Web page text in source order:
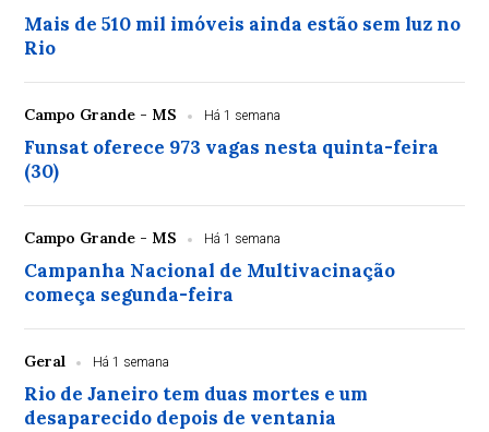
Mais de 510 mil imóveis ainda estão sem luz no
Rio
Campo Grande - MS Há 1 semana
Funsat oferece 973 vagas nesta quinta-feira
(30)
Campo Grande - MS Há 1 semana
Campanha Nacional de Multivacinação
começa segunda-feira
Geral Há 1 semana
Rio de Janeiro tem duas mortes e um
desaparecido depois de ventania